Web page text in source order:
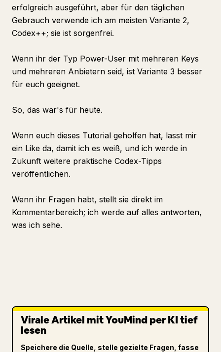
erfolgreich ausgeführt, aber für den täglichen
Gebrauch verwende ich am meisten Variante 2,
Codex++; sie ist sorgenfrei.
Wenn ihr der Typ Power-User mit mehreren Keys
und mehreren Anbietern seid, ist Variante 3 besser
für euch geeignet.
So, das war's für heute.
Wenn euch dieses Tutorial geholfen hat, lasst mir
ein Like da, damit ich es weiß, und ich werde in
Zukunft weitere praktische Codex-Tipps
veröffentlichen.
Wenn ihr Fragen habt, stellt sie direkt im
Kommentarbereich; ich werde auf alles antworten,
was ich sehe.
Virale Artikel mit YouMind per KI tief
lesen
Speichere die Quelle, stelle gezielte Fragen, fasse